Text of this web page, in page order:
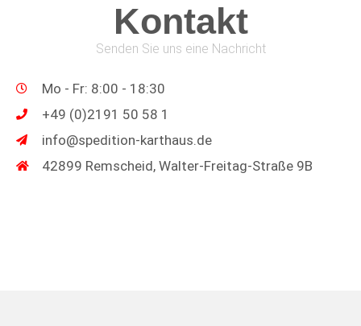
Kontakt
Senden Sie uns eine Nachricht
Mo - Fr: 8:00 - 18:30
+49 (0)2191 50 58 1
info@spedition-karthaus.de
42899 Remscheid, Walter-Freitag-Straße 9B